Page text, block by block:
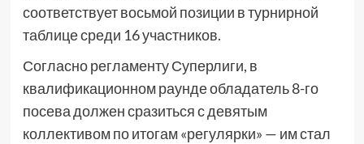
соответствует восьмой позиции в турнирной
таблице среди 16 участников.
Согласно регламенту Суперлиги, в
квалификационном раунде обладатель 8-го
посева должен сразиться с девятым
коллективом по итогам «регулярки» — им стал